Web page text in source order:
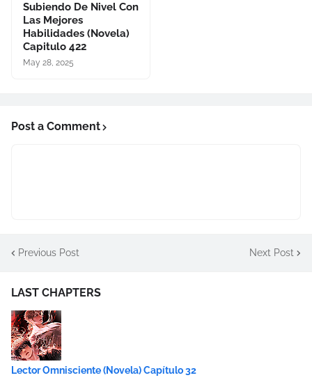
Subiendo De Nivel Con
Las Mejores
Habilidades (Novela)
Capitulo 422
May 28, 2025
Post a Comment
Previous Post Next Post
LAST CHAPTERS
Lector Omnisciente (Novela) Capítulo 32